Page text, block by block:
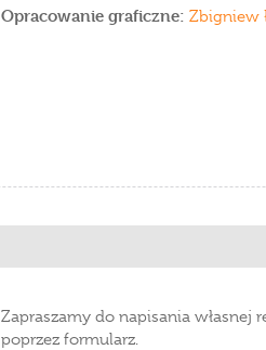
Opracowanie graficzne: Zbigniew
Zapraszamy do napisania własnej
poprzez formularz.